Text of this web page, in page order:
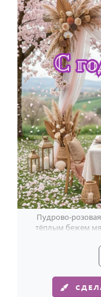
Пудрово-
тёплым бежем